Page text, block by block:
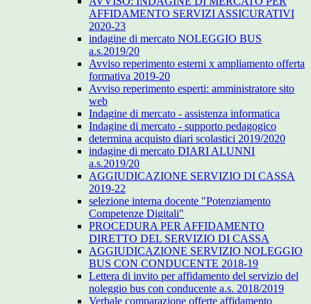
AFFIDAMENTO SERVIZI ASSICURATIVI
2020-23
indagine di mercato NOLEGGIO BUS
a.s.2019/20
Avviso reperimento esterni x ampliamento offerta
formativa 2019-20
Avviso reperimento esperti: amministratore sito
web
Indagine di mercato - assistenza informatica
Indagine di mercato - supporto pedagogico
determina acquisto diari scolastici 2019/2020
indagine di mercato DIARI ALUNNI
a.s.2019/20
AGGIUDICAZIONE SERVIZIO DI CASSA
2019-22
selezione interna docente "Potenziamento
Competenze Digitali"
PROCEDURA PER AFFIDAMENTO
DIRETTO DEL SERVIZIO DI CASSA
AGGIUDICAZIONE SERVIZIO NOLEGGIO
BUS CON CONDUCENTE 2018-19
Lettera di invito per affidamento del servizio del
noleggio bus con conducente a.s. 2018/2019
Verbale comparazione offerte affidamento